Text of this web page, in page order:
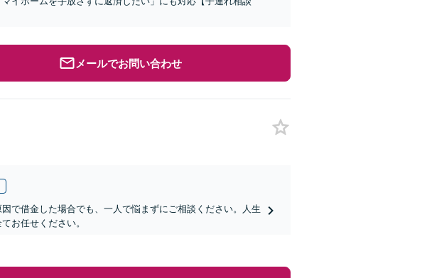
メールでお問い合わせ
で借金した場合でも、一人で悩まずにご相談ください。人生
お任せください。